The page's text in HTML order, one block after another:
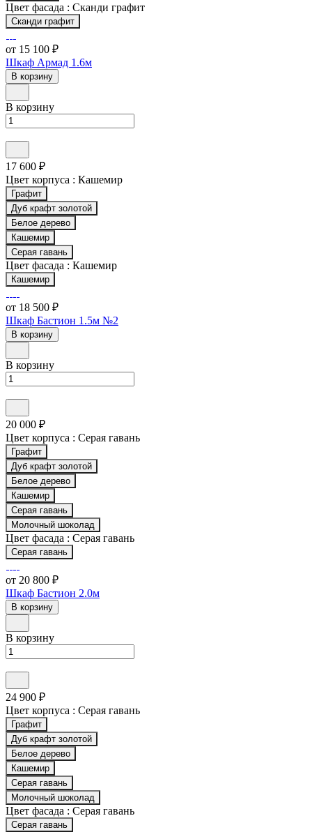
Цвет фасада : Сканди графит
Сканди графит
от 15 100 ₽
Шкаф Армад 1.6м
В корзину
В корзину
17 600 ₽
Цвет корпуса : Кашемир
Графит
Дуб крафт золотой
Белое дерево
Кашемир
Серая гавань
Цвет фасада : Кашемир
Кашемир
от 18 500 ₽
Шкаф Бастион 1.5м №2
В корзину
В корзину
20 000 ₽
Цвет корпуса : Серая гавань
Графит
Дуб крафт золотой
Белое дерево
Кашемир
Серая гавань
Молочный шоколад
Цвет фасада : Серая гавань
Серая гавань
от 20 800 ₽
Шкаф Бастион 2.0м
В корзину
В корзину
24 900 ₽
Цвет корпуса : Серая гавань
Графит
Дуб крафт золотой
Белое дерево
Кашемир
Серая гавань
Молочный шоколад
Цвет фасада : Серая гавань
Серая гавань